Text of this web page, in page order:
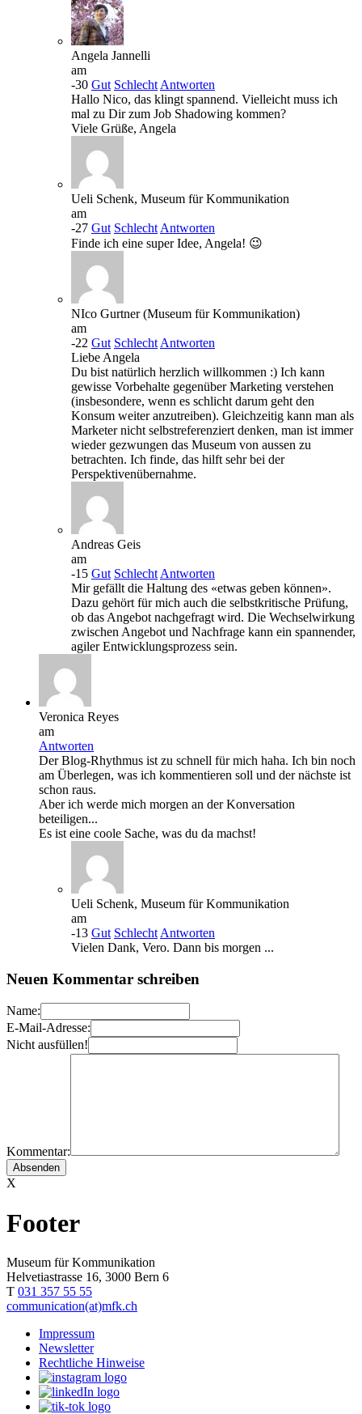
Angela Jannelli
am
-30 Gut Schlecht Antworten
Hallo Nico, das klingt spannend. Vielleicht muss ich
mal zu Dir zum Job Shadowing kommen?
Viele Grüße, Angela
Ueli Schenk, Museum für Kommunikation
am
-27 Gut Schlecht Antworten
Finde ich eine super Idee, Angela! 😉
NIco Gurtner (Museum für Kommunikation)
am
-22 Gut Schlecht Antworten
Liebe Angela
Du bist natürlich herzlich willkommen :) Ich kann
gewisse Vorbehalte gegenüber Marketing verstehen
(insbesondere, wenn es schlicht darum geht den
Konsum weiter anzutreiben). Gleichzeitig kann man als
Marketer nicht selbstreferenziert denken, man ist immer
wieder gezwungen das Museum von aussen zu
betrachten. Ich finde, das hilft sehr bei der
Perspektivenübernahme.
Andreas Geis
am
-15 Gut Schlecht Antworten
Mir gefällt die Haltung des «etwas geben können».
Dazu gehört für mich auch die selbstkritische Prüfung,
ob das Angebot nachgefragt wird. Die Wechselwirkung
zwischen Angebot und Nachfrage kann ein spannender,
agiler Entwicklungsprozess sein.
Veronica Reyes
am
Antworten
Der Blog-Rhythmus ist zu schnell für mich haha. Ich bin noch
am Überlegen, was ich kommentieren soll und der nächste ist
schon raus.
Aber ich werde mich morgen an der Konversation
beteiligen...
Es ist eine coole Sache, was du da machst!
Ueli Schenk, Museum für Kommunikation
am
-13 Gut Schlecht Antworten
Vielen Dank, Vero. Dann bis morgen ...
Neuen Kommentar schreiben
Name:
E-Mail-Adresse:
Nicht ausfüllen!
Kommentar:
X
Footer
Museum für Kommunikation
Helvetiastrasse 16, 3000 Bern 6
T 031 357 55 55
communication(at)mfk.ch
Impressum
Newsletter
Rechtliche Hinweise